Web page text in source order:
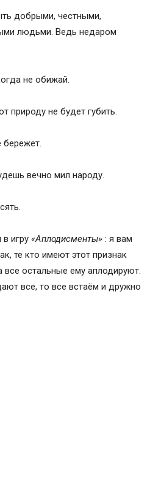
добрыми, честными,
людьми. Ведь недаром
не обижай.
природу не будет губить.
бережет.
вечно мил народу.
игру «Аплодисменты» : я вам
те кто имеют этот признак
все остальные ему аплодируют.
все, то все встаём и дружно